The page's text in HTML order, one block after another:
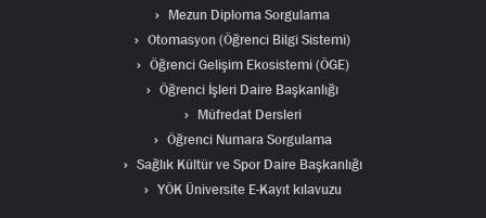
Mezun Diploma Sorgulama
Otomasyon (Öğrenci Bilgi Sistemi)
Öğrenci Gelişim Ekosistemi (ÖGE)
Öğrenci İşleri Daire Başkanlığı
Müfredat Dersleri
Öğrenci Numara Sorgulama
Sağlık Kültür ve Spor Daire Başkanlığı
YÖK Üniversite E-Kayıt kılavuzu